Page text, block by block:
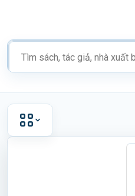
Tìm
kiếm
phẩm